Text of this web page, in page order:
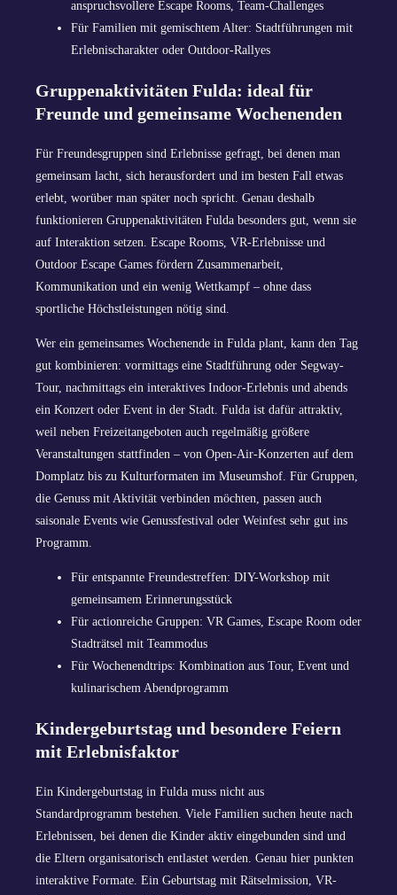
anspruchsvollere Escape Rooms, Team-Challenges
Für Familien mit gemischtem Alter: Stadtführungen mit
Erlebnischarakter oder Outdoor-Rallyes
Gruppenaktivitäten Fulda: ideal für
Freunde und gemeinsame Wochenenden
Für Freundesgruppen sind Erlebnisse gefragt, bei denen man
gemeinsam lacht, sich herausfordert und im besten Fall etwas
erlebt, worüber man später noch spricht. Genau deshalb
funktionieren Gruppenaktivitäten Fulda besonders gut, wenn sie
auf Interaktion setzen. Escape Rooms, VR-Erlebnisse und
Outdoor Escape Games fördern Zusammenarbeit,
Kommunikation und ein wenig Wettkampf – ohne dass
sportliche Höchstleistungen nötig sind.
Wer ein gemeinsames Wochenende in Fulda plant, kann den Tag
gut kombinieren: vormittags eine Stadtführung oder Segway-
Tour, nachmittags ein interaktives Indoor-Erlebnis und abends
ein Konzert oder Event in der Stadt. Fulda ist dafür attraktiv,
weil neben Freizeitangeboten auch regelmäßig größere
Veranstaltungen stattfinden – von Open-Air-Konzerten auf dem
Domplatz bis zu Kulturformaten im Museumshof. Für Gruppen,
die Genuss mit Aktivität verbinden möchten, passen auch
saisonale Events wie Genussfestival oder Weinfest sehr gut ins
Programm.
Für entspannte Freundestreffen: DIY-Workshop mit
gemeinsamem Erinnerungsstück
Für actionreiche Gruppen: VR Games, Escape Room oder
Stadträtsel mit Teammodus
Für Wochenendtrips: Kombination aus Tour, Event und
kulinarischem Abendprogramm
Kindergeburtstag und besondere Feiern
mit Erlebnisfaktor
Ein Kindergeburtstag in Fulda muss nicht aus
Standardprogramm bestehen. Viele Familien suchen heute nach
Erlebnissen, bei denen die Kinder aktiv eingebunden sind und
die Eltern organisatorisch entlastet werden. Genau hier punkten
interaktive Formate. Ein Geburtstag mit Rätselmission, VR-